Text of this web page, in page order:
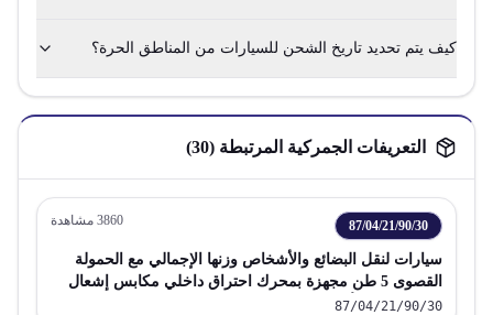
كيف يتم تحديد تاريخ الشحن للسيارات من المناطق الحرة؟
التعريفات الجمركية المرتبطة (30
)
87/04/21/90/30
3860 مشاهدة
سيارات لنقل البضائع والأشخاص وزنها الإجمالي مع الحمولة
القصوى 5 طن مجهزة بمحرك احتراق داخلي مكابس إشعال
بالضغط ديزل أو نصف ديزل
87/04/21/90/30